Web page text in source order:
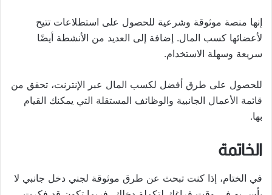
إنها منصة موثوقة وشرعية للحصول على استطلاعات تتيح
لأعضائها كسب المال. إضافة إلى العديد من الأنشطة أيضًا
سريعة وسهلة الاستخدام.
للحصول على طرق أفضل لكسب المال عبر الإنترنت، تحقق من
قائمة الأعمال الجانبية والوظائف المستقلة التي يمكنك القيام
بها.
الخاتمة
في الختام، إذا كنت تبحث عن طرق موثوقة لجني دخل جانبي لا